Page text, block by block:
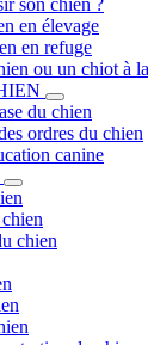
son chien ?
en élevage
en refuge
ou un chiot à
du chien
ordres du chien
canine
chien